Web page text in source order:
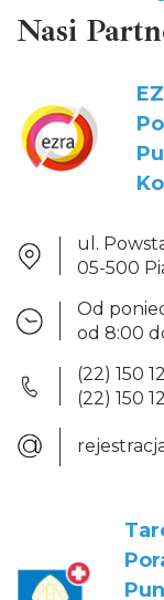
Nasi
ul.
05-500
Od
od 8:00
(22) 150
(22) 150